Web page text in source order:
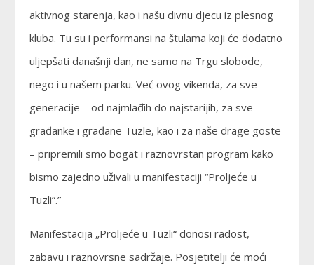
aktivnog starenja, kao i našu divnu djecu iz plesnog
kluba. Tu su i performansi na štulama koji će dodatno
uljepšati današnji dan, ne samo na Trgu slobode,
nego i u našem parku. Već ovog vikenda, za sve
generacije – od najmlađih do najstarijih, za sve
građanke i građane Tuzle, kao i za naše drage goste
– pripremili smo bogat i raznovrstan program kako
bismo zajedno uživali u manifestaciji “Proljeće u
Tuzli”.”
Manifestacija „Proljeće u Tuzli“ donosi radost,
zabavu i raznovrsne sadržaje. Posjetitelji će moći